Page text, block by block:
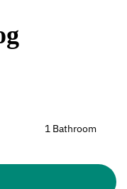
1 Bathroom